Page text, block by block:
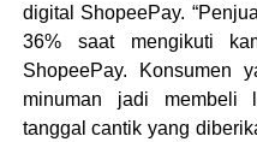
digital ShopeePay.
36% saat mengikuti
ShopeePay. Konsumen
minuman jadi membeli
tanggal cantik yang